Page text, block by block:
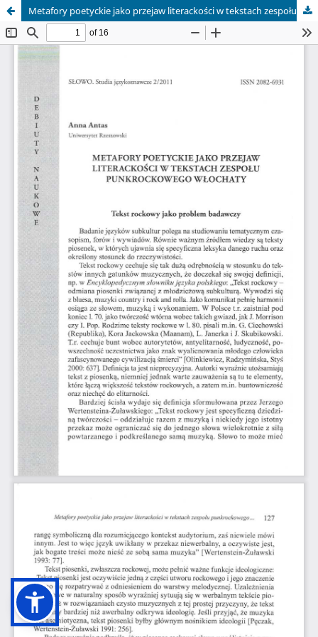
Metafory poetyckie jako przejaw literackości w tekstach zespołu punkrockowego Włochaty